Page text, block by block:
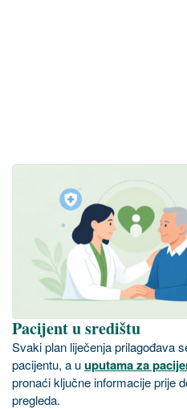
Pacijent u središtu
Svaki plan liječenja prilagođava
pacijentu, a uuputama za
pronaći ključne informacije prije
pregleda.